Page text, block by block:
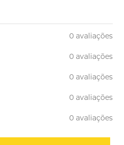
0 avaliações
0 avaliações
0 avaliações
0 avaliações
0 avaliações